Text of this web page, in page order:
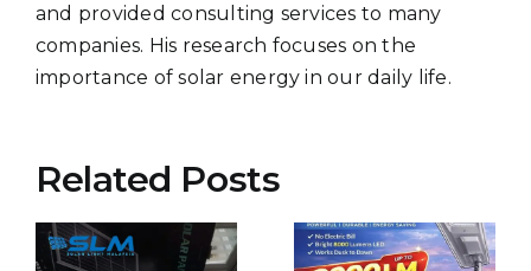
and provided consulting services to many
companies. His research focuses on the
importance of solar energy in our daily life.
Related Posts